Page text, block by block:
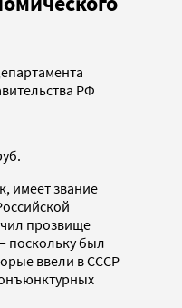
РФ
имеет звание
прозвище
поскольку был
ввели в СССР